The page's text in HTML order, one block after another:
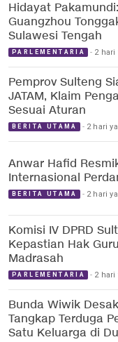
Hidayat
Guangzhou
Sulawesi Tengah
PARLEMENTARIA 2 hari
Pemprov Sulteng
JATAM, Klaim
Sesuai Aturan
BERITA UTAMA 2 hari
Anwar Hafid
Internasional
BERITA UTAMA 2 hari
Komisi IV DPRD
Kepastian Hak
Madrasah
PARLEMENTARIA 2 hari
Bunda Wiwik
Tangkap Terduga
Satu Keluarga di